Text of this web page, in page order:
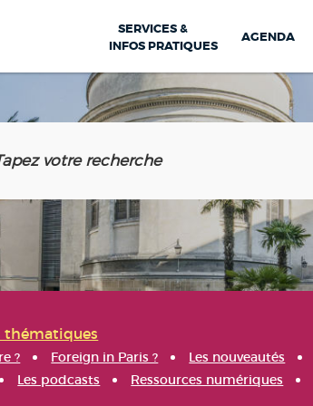
SERVICES &
INFOS PRATIQUES
AGENDA
thématiques
? Foreign in Paris ? Les nouveautés
Les podcasts Ressources numériques